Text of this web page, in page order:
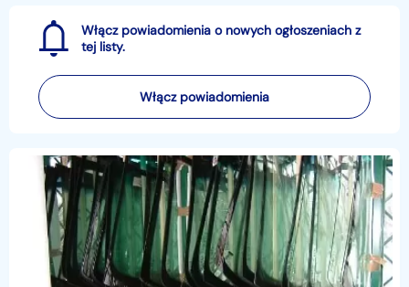
Włącz powiadomienia o nowych ogłoszeniach z
tej listy.
Włącz powiadomienia